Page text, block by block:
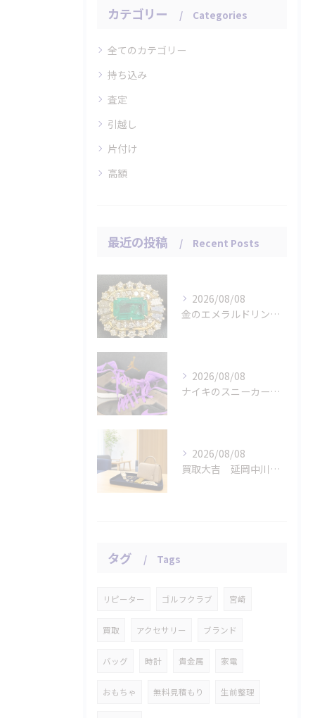
カテゴリー Categories
全てのカテゴリー
持ち込み
査定
引越し
片付け
高額
最近の投稿 Recent Posts
2026/08/08
金のエメラルドリングをお買取りさせていただきました。
2026/08/08
ナイキのスニーカー「エアジョーダン １ミッド パロミノ」をお...
2026/08/08
買取大吉 延岡中川原店の断りやすい査定
タグ Tags
リピーター ゴルフクラブ 宮崎
買取 アクセサリー ブランド
バッグ 時計 貴金属 家電
おもちゃ 無料見積もり 生前整理